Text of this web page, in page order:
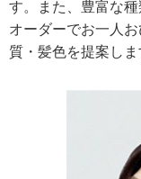
す。また、豊富な
オーダーでお一人
質・髪色を提案しま